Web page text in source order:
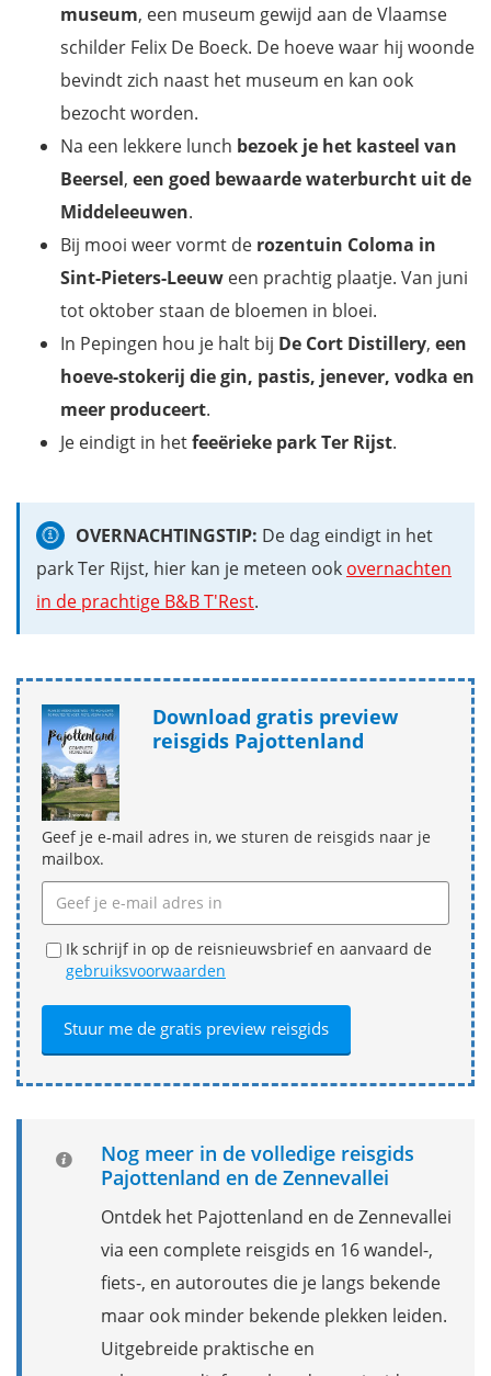
museum, een museum gewijd aan de Vlaamse
schilder Felix De Boeck. De hoeve waar hij woonde
bevindt zich naast het museum en kan ook
bezocht worden.
Na een lekkere lunch bezoek je het kasteel van
Beersel, een goed bewaarde waterburcht uit de
Middeleeuwen.
Bij mooi weer vormt de rozentuin Coloma in
Sint-Pieters-Leeuw een prachtig plaatje. Van juni
tot oktober staan de bloemen in bloei.
In Pepingen hou je halt bij De Cort Distillery, een
hoeve-stokerij die gin, pastis, jenever, vodka en
meer produceert.
Je eindigt in hetfeeërieke park Ter Rijst.
OVERNACHTINGSTIP: De dag eindigt in het
park Ter Rijst, hier kan je meteen ook overnachten
in de prachtige B&B T'Rest.
Download gratis preview
reisgids Pajottenland
Geef je e-mail adres in, we sturen de reisgids naar je
mailbox.
Ik schrijf in op de reisnieuwsbrief en aanvaard de
gebruiksvoorwaarden
Nog meer in de volledige reisgids
Pajottenland en de Zennevallei
Ontdek het Pajottenland en de Zennevallei
via een complete reisgids en 16 wandel-,
fiets-, en autoroutes die je langs bekende
maar ook minder bekende plekken leiden.
Uitgebreide praktische en